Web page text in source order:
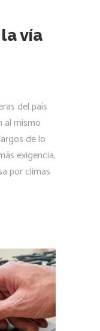
vía
del país
al mismo
de lo
exigencia,
por climas